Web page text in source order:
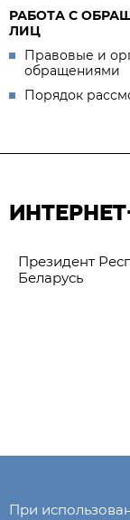
РАБОТА С
ЛИЦ
Правовые и
обращениями
Порядок
Президент
Беларусь
При